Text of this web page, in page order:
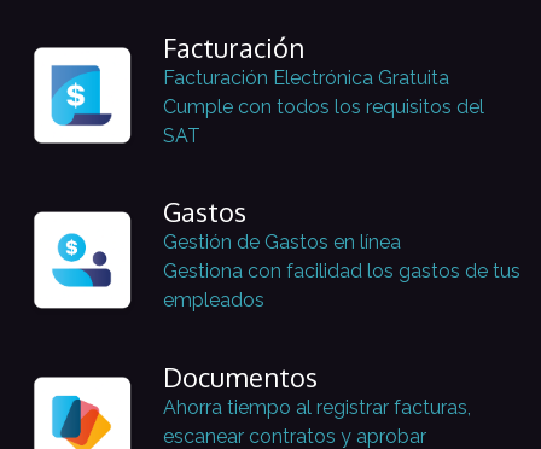
Facturación
Facturación Electrónica Gratuita
Cumple con todos los requisitos del
SAT
Gastos
Gestión de Gastos en línea
Gestiona con facilidad los gastos de tus
empleados
Documentos
Ahorra tiempo al registrar facturas,
escanear contratos y aprobar